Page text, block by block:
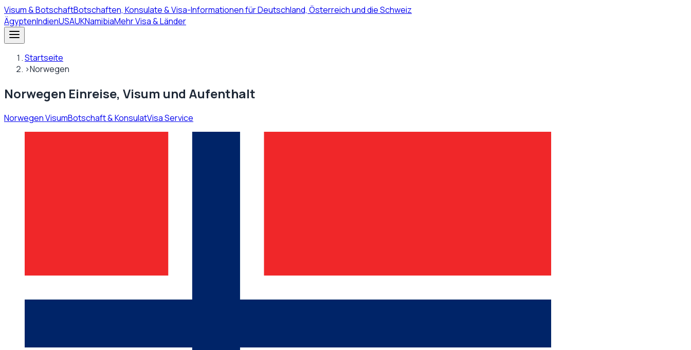
Visum& BotschaftBotschaften, Konsulate & Visa-Informationen für Deutschland, Österreich und die Schweiz
ÄgyptenIndienUSAUKNamibiaMehr Visa & Länder
Startseite
›Norwegen
Norwegen Einreise, Visum und Aufenthalt
Norwegen VisumBotschaft & KonsulatVisa Service